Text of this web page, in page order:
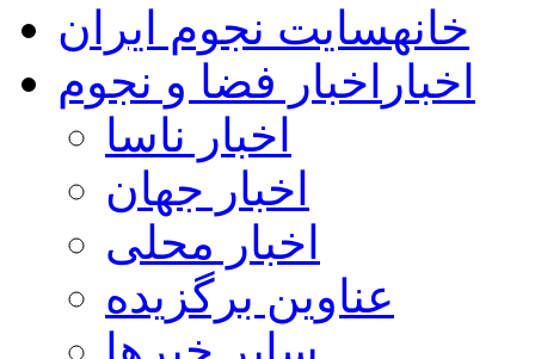
خانهسایت نجوم ایران
اخبار اخبار فضا و نجوم
اخبار ناسا
اخبار جهان
اخبار محلی
عناوین برگزیده